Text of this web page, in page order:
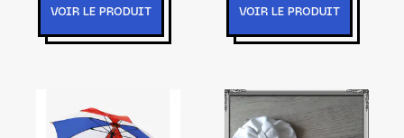
VOIR LE PRODUIT VOIR LE PRODUIT